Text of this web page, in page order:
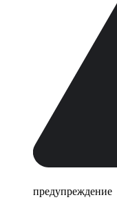
предупреждение